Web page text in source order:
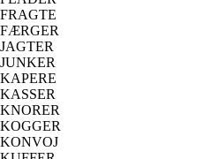
FRAGTE
FÆRGER
JAGTER
JUNKER
KAPERE
KASSER
KNORER
KOGGER
KONVOJ